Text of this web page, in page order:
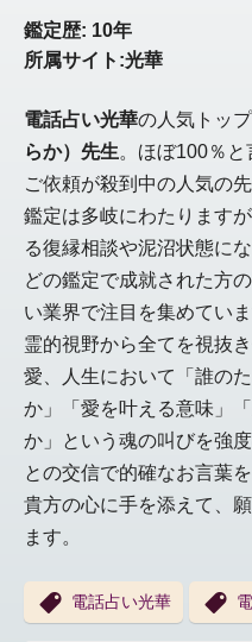
鑑定歴: 10年
所属サイト:光華
電話占い光華の人気トッ
らか）先生。ほぼ100％
ご依頼が殺到中の人気の先
鑑定は多岐にわたります
る復縁相談や泥沼状態に
どの鑑定で成就された方
い業界で注目を集めていま
霊的視野から全てを視抜
愛、人生において「誰の
か」「愛を叶える意味」
か」という魂の叫びを強
との交信で的確なお言葉
貴方の心に手を添えて、
ます。
電話占い光華